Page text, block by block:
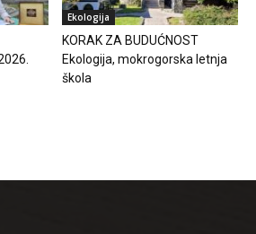
Ekologija
KORAK ZA BUDUĆNOST
Ekologija, mokrogorska letnja
škola